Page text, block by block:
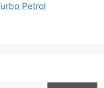
Petrol